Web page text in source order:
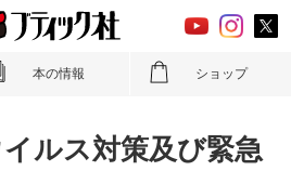
本の情報 ショップ
ルス対策及び緊急